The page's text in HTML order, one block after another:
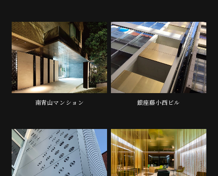
南青山マンション 銀座藤小西ビル